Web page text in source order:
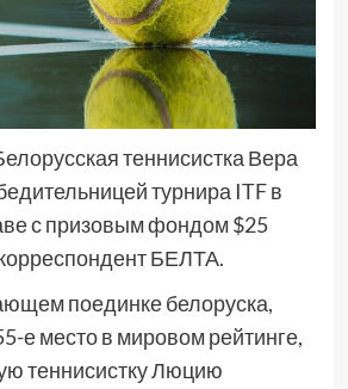
теннисистка Вера
турнира ITF в
с призовым фондом $25
БЕЛТА.
поединке белоруска,
е место в мировом рейтинге,
теннисистку Люцию